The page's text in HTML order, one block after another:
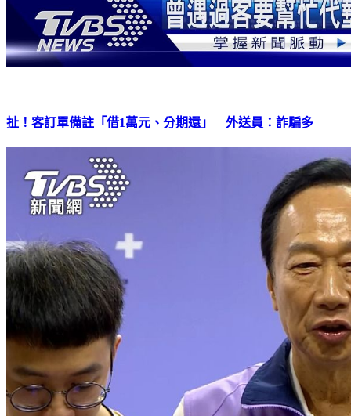
扯！客訂單備註「借1萬元、分期還」 外送員：詐騙多